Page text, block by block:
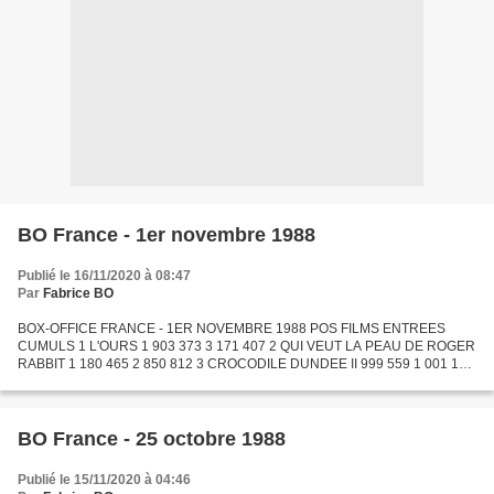
BO France - 1er novembre 1988
Publié le 16/11/2020 à 08:47
Par Fabrice BO
BOX-OFFICE FRANCE - 1ER NOVEMBRE 1988 POS FILMS ENTREES
CUMULS 1 L'OURS 1 903 373 3 171 407 2 QUI VEUT LA PEAU DE ROGER
RABBIT 1 180 465 2 850 812 3 CROCODILE DUNDEE II 999 559 1 001 121
BO France - 25 octobre 1988
Publié le 15/11/2020 à 04:46